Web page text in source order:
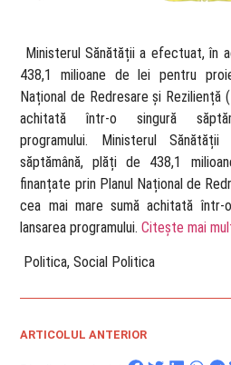
Ministerul Sănătății a efectuat, în
438,1 milioane de lei pentru
Național de Redresare și Reziliență
achitată într-o singură
programului. Ministerul
săptămână, plăți de 438,1
finanțate prin Planul Național de
cea mai mare sumă achitată într-
lansarea programului.Citește mai
​ Politica, Social Politica
ARTICOLUL ANTERIOR